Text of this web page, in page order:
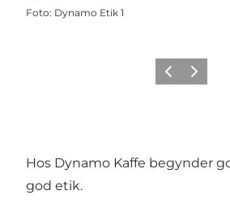
Foto: Dynamo Etik 1
ForrigeNæste
Hos Dynamo Kaffe begynder
god etik.